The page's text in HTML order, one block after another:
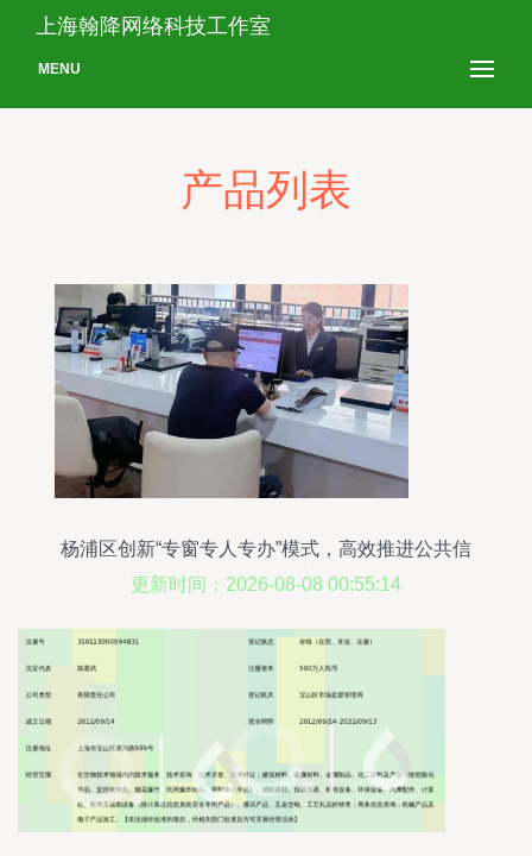
上海翰降网络科技工作室
MENU
产品列表
杨浦区创新“专窗专人专办”模式，高效推进公共信
用信息修复一件事服务
更新时间：2026-08-08 00:55:14